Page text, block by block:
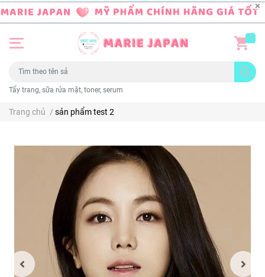
Tẩy trang, sữa rửa mặt, toner, serum
0
Trang chủ / sản phẩm test 2